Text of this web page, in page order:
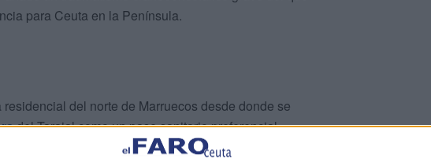
para Ceuta en la Península.
del norte de Marruecos desde donde se
del Tarajal como un pase sanitario preferencial.